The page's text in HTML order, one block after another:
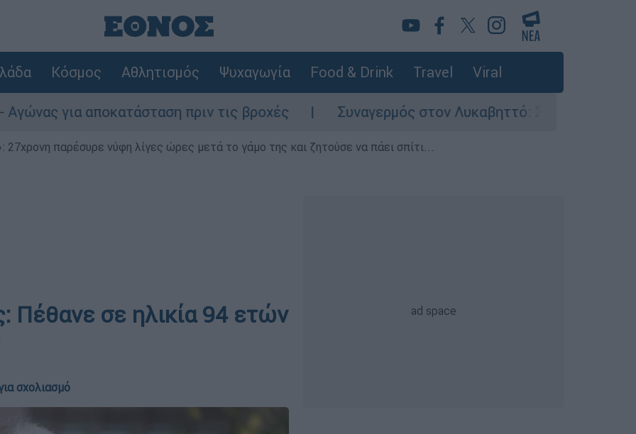
Κόσμος Αθλητισμός Ψυχαγωγία Food & Drink Travel Viral
πριν τις βροχές Συναγερμός στον Λυκαβηττό: Σορός σε προχωρημένη σήψη
παρέσυρε νύφη λίγες ώρες μετά το γάμο της και ζητούσε να πάει σπίτι...
Πέθανε σε ηλικία 94 ετών
σχολιασμό